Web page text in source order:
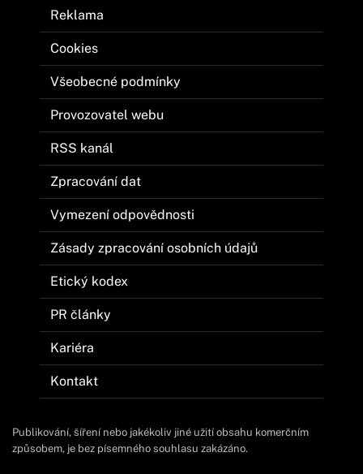
Reklama
Cookies
Všeobecné podmínky
Provozovatel webu
RSS kanál
Zpracování dat
Vymezení odpovědnosti
Zásady zpracování osobních údajů
Etický kodex
PR články
Kariéra
Kontakt
Publikování, šíření nebo jakékoliv jiné užití obsahu komerčním
způsobem, je bez písemného souhlasu zakázáno.